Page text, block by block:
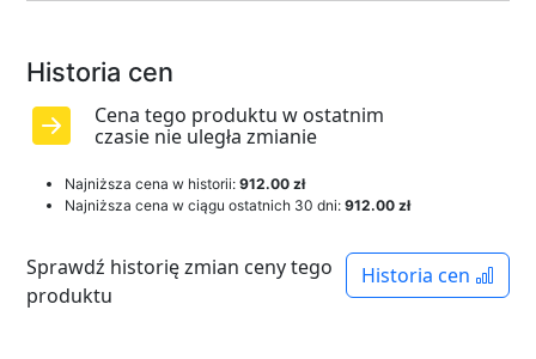
Historia cen
Cena tego produktu w ostatnim
czasie nie uległa zmianie
Najniższa cena w historii: 912.00 zł
Najniższa cena w ciągu ostatnich 30 dni: 912.00 zł
Historia cen
Sprawdź historię zmian ceny tego
produktu